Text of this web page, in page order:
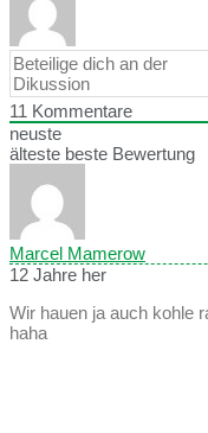
11 Kommentare
neuste
älteste beste Bewertung
Marcel Mamerow
12 Jahre her
Wir hauen ja auch kohle
haha